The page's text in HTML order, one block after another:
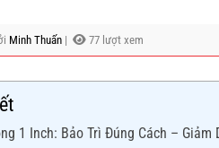
Minh Thuấn | 77 lượt xem
1 Inch: Bảo Trì Đúng Cách – Giảm